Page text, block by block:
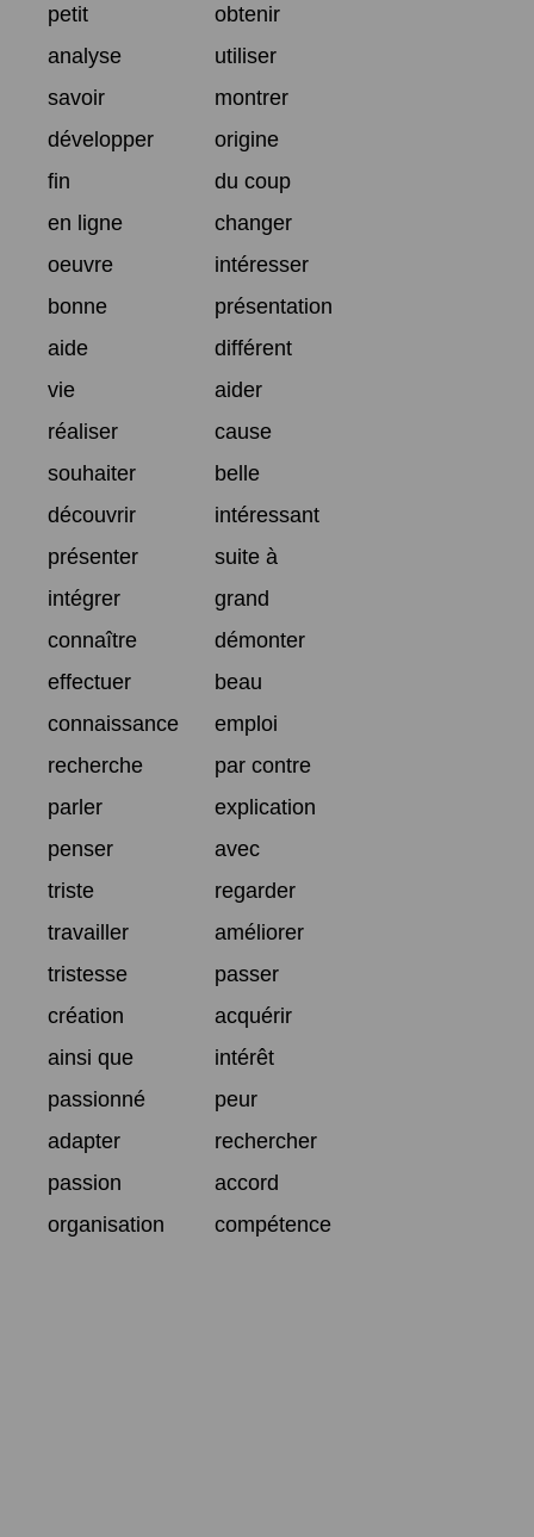
petit
obtenir
analyse
utiliser
savoir
montrer
développer
origine
fin
du coup
en ligne
changer
oeuvre
intéresser
bonne
présentation
aide
différent
vie
aider
réaliser
cause
souhaiter
belle
découvrir
intéressant
présenter
suite à
intégrer
grand
connaître
démonter
effectuer
beau
connaissance
emploi
recherche
par contre
parler
explication
penser
avec
triste
regarder
travailler
améliorer
tristesse
passer
création
acquérir
ainsi que
intérêt
passionné
peur
adapter
rechercher
passion
accord
organisation
compétence